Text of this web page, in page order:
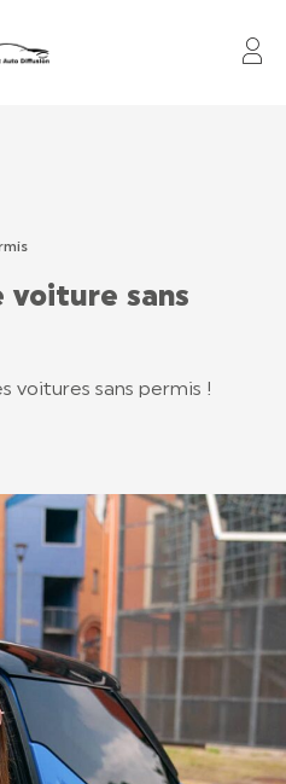
voiture sans
voitures sans permis !